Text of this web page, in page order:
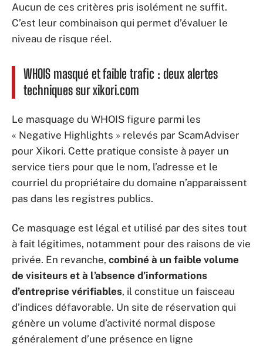
Aucun de ces critères pris isolément ne suffit.
C’est leur combinaison qui permet d’évaluer le
niveau de risque réel.
WHOIS masqué et faible trafic : deux alertes
techniques sur xikori.com
Le masquage du WHOIS figure parmi les
« Negative Highlights » relevés par ScamAdviser
pour Xikori. Cette pratique consiste à payer un
service tiers pour que le nom, l’adresse et le
courriel du propriétaire du domaine n’apparaissent
pas dans les registres publics.
Ce masquage est légal et utilisé par des sites tout
à fait légitimes, notamment pour des raisons de vie
privée. En revanche, combiné à un faible volume
de visiteurs et à l’absence d’informations
d’entreprise vérifiables, il constitue un faisceau
d’indices défavorable. Un site de réservation qui
génère un volume d’activité normal dispose
généralement d’une présence en ligne